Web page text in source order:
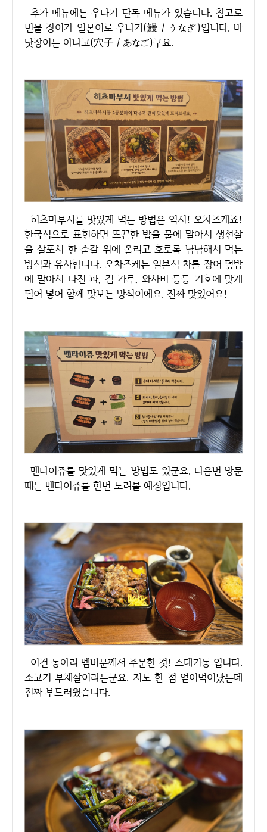
추가 메뉴에는 우나기 단독 메뉴가 있습니다. 참고로
민물 장어가 일본어로 우나기(鰻／うなぎ)입니다. 바
닷장어는 아나고(穴子／あなご)구요.
히츠마부시를 맛있게 먹는 방법은 역시! 오차즈케죠!
한국식으로 표현하면 뜨끈한 밥을 물에 말아서 생선살
을 살포시 한 숟갈 위에 올리고 호로록 냠냠해서 먹는
방식과 유사합니다. 오차즈케는 일본식 차를 장어 덮밥
에 말아서 다진 파, 김 가루, 와사비 등등 기호에 맞게
덜어 넣어 함께 맛보는 방식이에요. 진짜 맛있어요!
멘타이쥬를 맛있게 먹는 방법도 있군요. 다음번 방문
때는 멘타이쥬를 한번 노려볼 예정입니다.
이건 동아리 멤버분께서 주문한 것! 스테키동 입니다.
소고기 부채살이라는군요. 저도 한 점 얻어먹어봤는데
진짜 부드러웠습니다.